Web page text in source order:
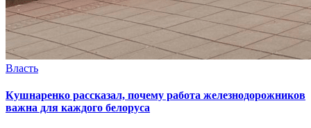
Власть
Кушнаренко рассказал, почему работа железнодорожников
важна для каждого белоруса